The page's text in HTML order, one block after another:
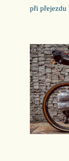
při přejezdu